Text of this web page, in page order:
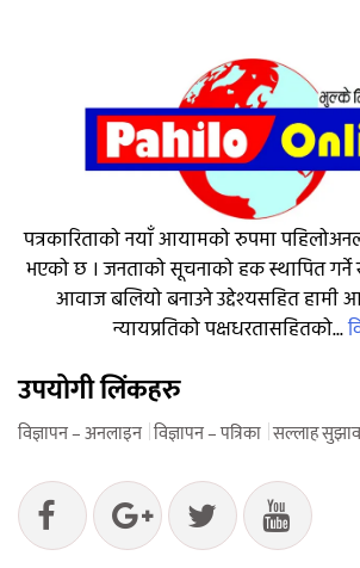
पत्रकारिताको नयाँ आयामको रुपमा
भएको छ । जनताको सूचनाको हक स्थापित
आवाज बलियो बनाउने उद्देश्यसहित हामी
न्यायप्रतिको पक्षधरतासहितको...
उपयोगी लिंकहरु
विज्ञापन – अनलाइन विज्ञापन – पत्रिका सल्लाह सुझाव